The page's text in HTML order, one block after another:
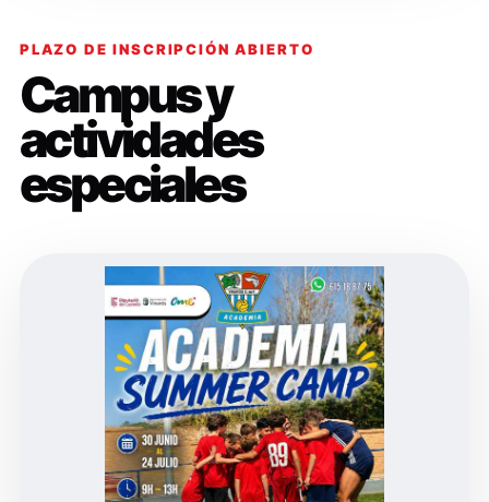
PLAZO DE INSCRIPCIÓN ABIERTO
Campus y
actividades
especiales